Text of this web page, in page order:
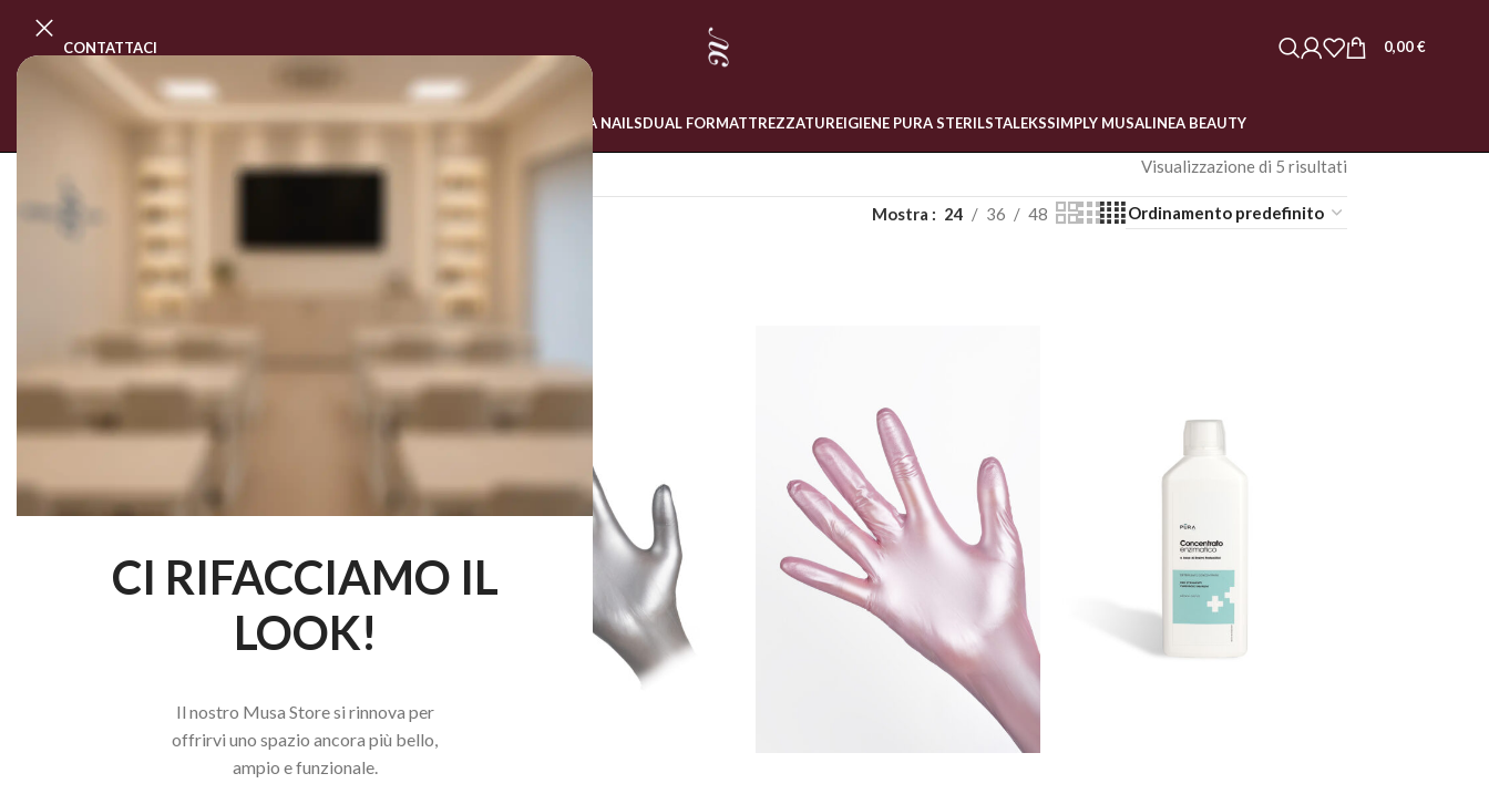
CI RIFACCIAMO IL
LOOK!
Il nostro Musa Store si rinnova per
offrirvi uno spazio ancora più bello,
ampio e funzionale.
CONTATTACI 0,00€
PROGRAMMA MASTER CLASSCORSI ONLINE LINEA NAILSDUAL FORMATTREZZATUREIGIENE PURA STERILSTALEKSSIMPLY MUSALINEA BEAUTY
IGIENE PURA STERIL Visualizzazione di 5 risultati
Mostra i filtri Mostra 24 36 48